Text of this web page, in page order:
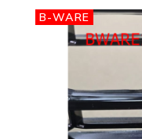
-40%
B-WARE